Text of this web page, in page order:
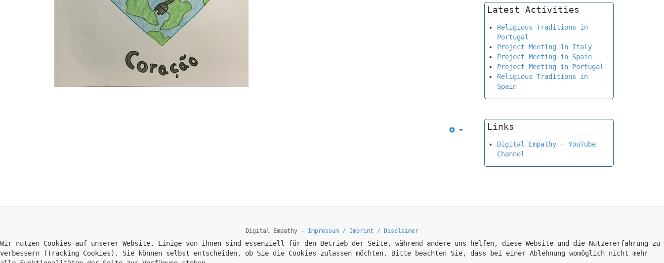
Latest Activities
Religious Traditions in
Portugal
Project Meeting in Italy
Project Meeting in Spain
Project Meeting in Portugal
Religious Traditions in
Spain
Links
Digital Empathy - YouTube
Channel
Digital Empathy - Impressum / Imprint / Disclaimer
Wir nutzen Cookies auf unserer Website. Einige von ihnen sind essenziell für den Betrieb der Seite, während andere uns helfen, diese Website und die Nutzererfahrung zu
verbessern (Tracking Cookies). Sie können selbst entscheiden, ob Sie die Cookies zulassen möchten. Bitte beachten Sie, dass bei einer Ablehnung womöglich nicht mehr